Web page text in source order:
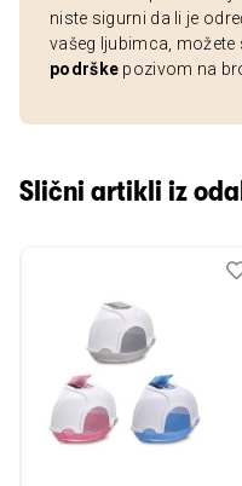
niste sigurni da li je
vašeg ljubimca, možete
podrške pozivom na
Slični artikli iz